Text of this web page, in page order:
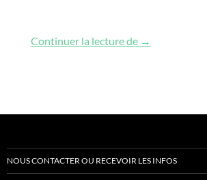
Continuer la lecture de CV des
→
NOUS CONTACTER OU RECEVOIR LES INFOS